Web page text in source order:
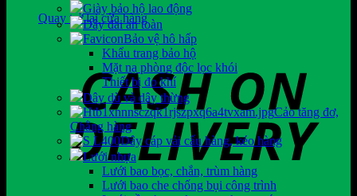
Quay trở lại cửa hàng
Giày bảo hộ lao động
Dây đai an toàn
Bảo vệ hô hấp
Khẩu trang bảo hộ
Mặt nạ phòng độc lọc khói
Thiết bị đo khí
Dây dù và dây thừng
Cảo tăng đơ,
Chằng hàng
Dây cáp vải cẩu hàng, kéo hàng
Lưới nhựa
Lưới bao bọc, chắn, trùm hàng
Lưới bao che chống bụi công trình